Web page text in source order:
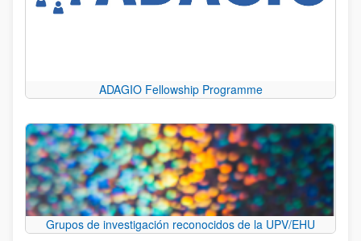
ADAGIO Fellowship Programme
Grupos de investigación reconocidos de la UPV/EHU